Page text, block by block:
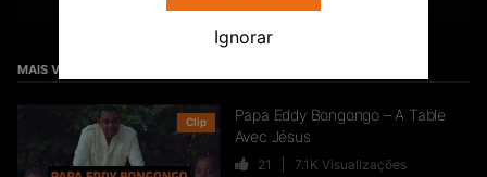
MAIS VIDEO
Clip
Papa Eddy Bongongo – A Table
Avec Jésus
21 7.1K Visualizações
Ignorar